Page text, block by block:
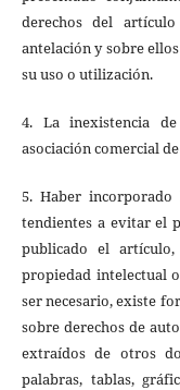
derechos del
antelación y sobre
su uso o utilización.
4. La inexistencia
asociación comercial
5. Haber
tendientes a evitar el
publicado el
propiedad intelectual
ser necesario, existe
sobre derechos de
extraídos de otros
palabras, tablas,